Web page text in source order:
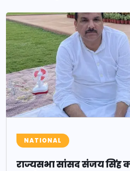
NATIONAL
राज्यसभा सांसद संजय सिंह